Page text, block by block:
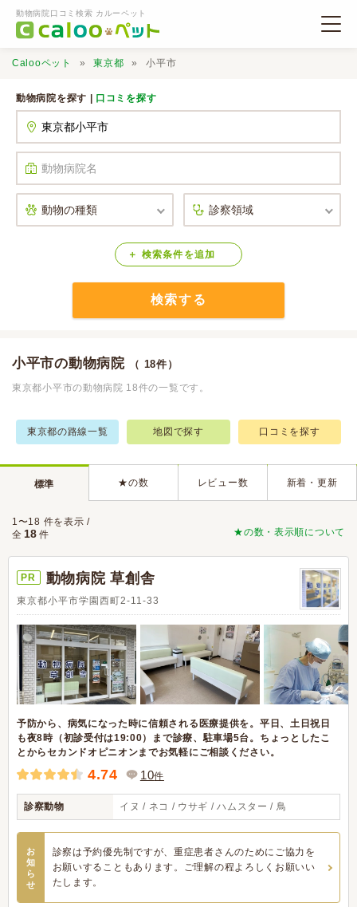
動物病院口コミ検索 カルーペット
口コミ検索
Calooペットとは？
Calooペット 東京都 小平市
動物病院を探す | 口コミを探す
検索条件 を追加
検索する
小平市の動物病院 （ 18件）
東京都小平市の動物病院 18件の一覧です。
東京都の路線一覧 地図で探す 口コミを探す
標準 ★の数 レビュー数 新着・更新
★の数・表示順について
1〜18 件を表示 /
全 18 件
PR 動物病院 草創舎
東京都小平市学園西町2-11-33
予防から、病気になった時に信頼される医療提供を。平日、土日祝日
も夜8時（初診受付は19:00）まで診療、駐車場5台。ちょっとしたこ
とからセカンドオピニオンまでお気軽にご相談ください。
4.74 10件
診察動物 イヌ / ネコ / ウサギ / ハムスター / 鳥
お
知
ら
せ
診察は予約優先制ですが、重症患者さんのためにご協力を
お願いすることもあります。ご理解の程よろしくお願いい
たします。